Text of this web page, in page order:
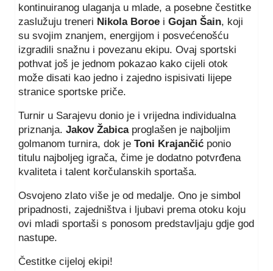
kontinuiranog ulaganja u mlade, a posebne čestitke
zaslužuju treneri Nikola Boroe i Gojan Šain, koji
su svojim znanjem, energijom i posvećenošću
izgradili snažnu i povezanu ekipu. Ovaj sportski
pothvat još je jednom pokazao kako cijeli otok
može disati kao jedno i zajedno ispisivati lijepe
stranice sportske priče.
Turnir u Sarajevu donio je i vrijedna individualna
priznanja. Jakov Žabicaproglašen je najboljim
golmanom turnira, dok je Toni Krajančić ponio
titulu najboljeg igrača, čime je dodatno potvrđena
kvaliteta i talent korčulanskih sportaša.
Osvojeno zlato više je od medalje. Ono je simbol
pripadnosti, zajedništva i ljubavi prema otoku koju
ovi mladi sportaši s ponosom predstavljaju gdje god
nastupe.
Čestitke cijeloj ekipi!